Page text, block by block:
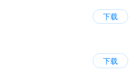
下载
下载